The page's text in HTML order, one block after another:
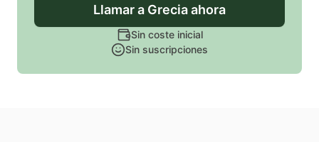
Llamara Greciaahora
Sin coste inicial
Sin suscripciones